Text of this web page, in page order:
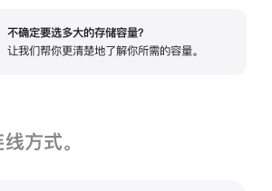
不确定要选多大的存储容⁠量？
让我们帮你更清楚地了解你所需的容量。
方式。